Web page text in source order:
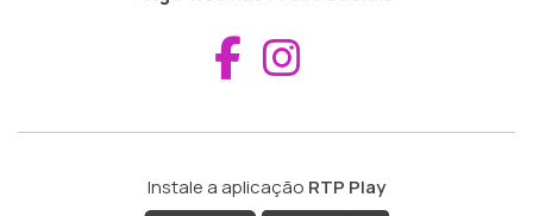
Aceder ao
Instale a aplicação RTP Play